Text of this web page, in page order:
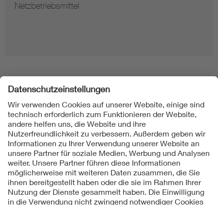
Netzbetriebsmittel
Folgen Sie uns
Kontakte